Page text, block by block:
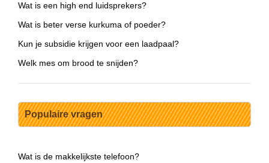
Wat is een high end luidsprekers?
Wat is beter verse kurkuma of poeder?
Kun je subsidie krijgen voor een laadpaal?
Welk mes om brood te snijden?
Populaire vragen
Wat is de makkelijkste telefoon?